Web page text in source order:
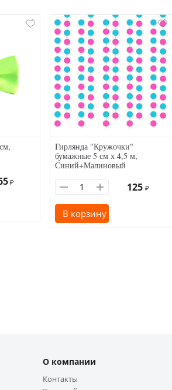
₽
Гирлянда "Кружочки"
бумажные 5 см х 4,5 м,
Синий+Малиновый
125 ₽
В корзину
О компании
Контакты